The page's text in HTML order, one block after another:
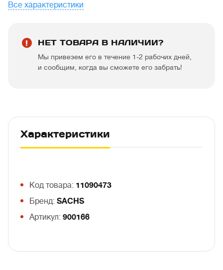
Все характеристики
НЕТ ТОВАРА В НАЛИЧИИ?
Мы привезем его в течение 1-2 рабочих дней,
и сообщим, когда вы сможете его забрать!
Характеристики
Код товара: 11090473
Бренд: SACHS
Артикул: 900166